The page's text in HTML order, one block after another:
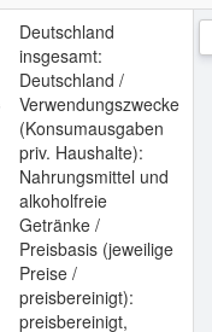
Deutschland
insgesamt:
Deutschland /
Verwendungszwecke
(Konsumausgaben
priv. Haushalte):
Nahrungsmittel und
alkoholfreie
Getränke /
Preisbasis (jeweilige
Preise /
preisbereinigt):
preisbereinigt,